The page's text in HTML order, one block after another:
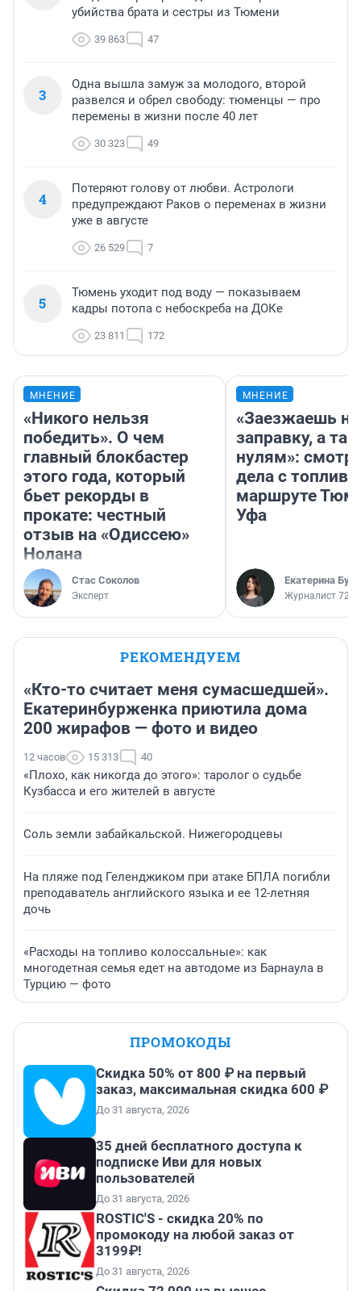
убийства брата и сестры из Тюмени
39 863 47
3
Одна вышла замуж за молодого, второй
развелся и обрел свободу: тюменцы — про
перемены в жизни после 40 лет
30 323 49
4
Потеряют голову от любви. Астрологи
предупреждают Раков о переменах в жизни
уже в августе
26 529 7
5
Тюмень уходит под воду — показываем
кадры потопа с небоскреба на ДОКе
23 811 172
МНЕНИЕ
«Никого нельзя
победить». О чем
главный блокбастер
этого года, который
бьет рекорды в
прокате: честный
отзыв на «Одиссею»
Нолана
Стас Соколов
Эксперт
МНЕНИЕ
«Заезжаешь на
заправку, а
нулям»:
дела с
маршруте
Уфа
Екатерина
Журналист
РЕКОМЕНДУЕМ
«Кто-то считает меня сумасшедшей».
Екатеринбурженка приютила дома
200 жирафов — фото и видео
12 часов 15 313 40
«Плохо, как никогда до этого»: таролог о судьбе
Кузбасса и его жителей в августе
Соль земли забайкальской. Нижегородцевы
На пляже под Геленджиком при атаке БПЛА погибли
преподаватель английского языка и ее 12-летняя
дочь
«Расходы на топливо колоссальные»: как
многодетная семья едет на автодоме из Барнаула в
Турцию — фото
ПРОМОКОДЫ
Скидка 50% от 800 ₽ на первый
заказ, максимальная скидка 600 ₽
До 31 августа, 2026
35 дней бесплатного доступа к
подписке Иви для новых
пользователей
До 31 августа, 2026
ROSTIC'S - скидка 20% по
промокоду на любой заказ от
3199₽!
До 31 августа, 2026